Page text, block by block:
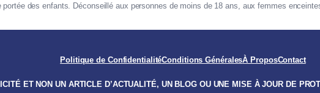
portée des enfants. Déconseillé aux personnes de moins de 18 ans, aux femmes
Politique de ConfidentialitéConditions GénéralesÀ ProposContact
ET NON UN ARTICLE D’ACTUALITÉ, UN BLOG OU UNE MISE À JOUR DE